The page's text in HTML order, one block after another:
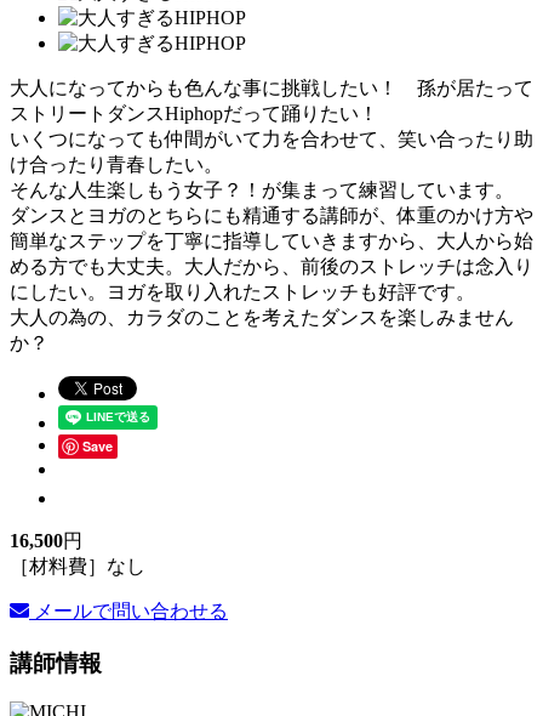
大人になってからも色んな事に挑戦したい！ 孫が居たって
ストリートダンスHiphopだって踊りたい！
いくつになっても仲間がいて力を合わせて、笑い合ったり助
け合ったり青春したい。
そんな人生楽しもう女子？！が集まって練習しています。
ダンスとヨガのとちらにも精通する講師が、体重のかけ方や
簡単なステップを丁寧に指導していきますから、大人から始
める方でも大丈夫。大人だから、前後のストレッチは念入り
にしたい。ヨガを取り入れたストレッチも好評です。
大人の為の、カラダのことを考えたダンスを楽しみません
か？
Save
16,500円
［材料費］なし
メールで問い合わせる
講師情報